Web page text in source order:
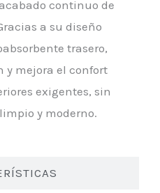
continuo de
a su diseño
trasero,
y mejora el confort
exigentes, sin
y moderno.